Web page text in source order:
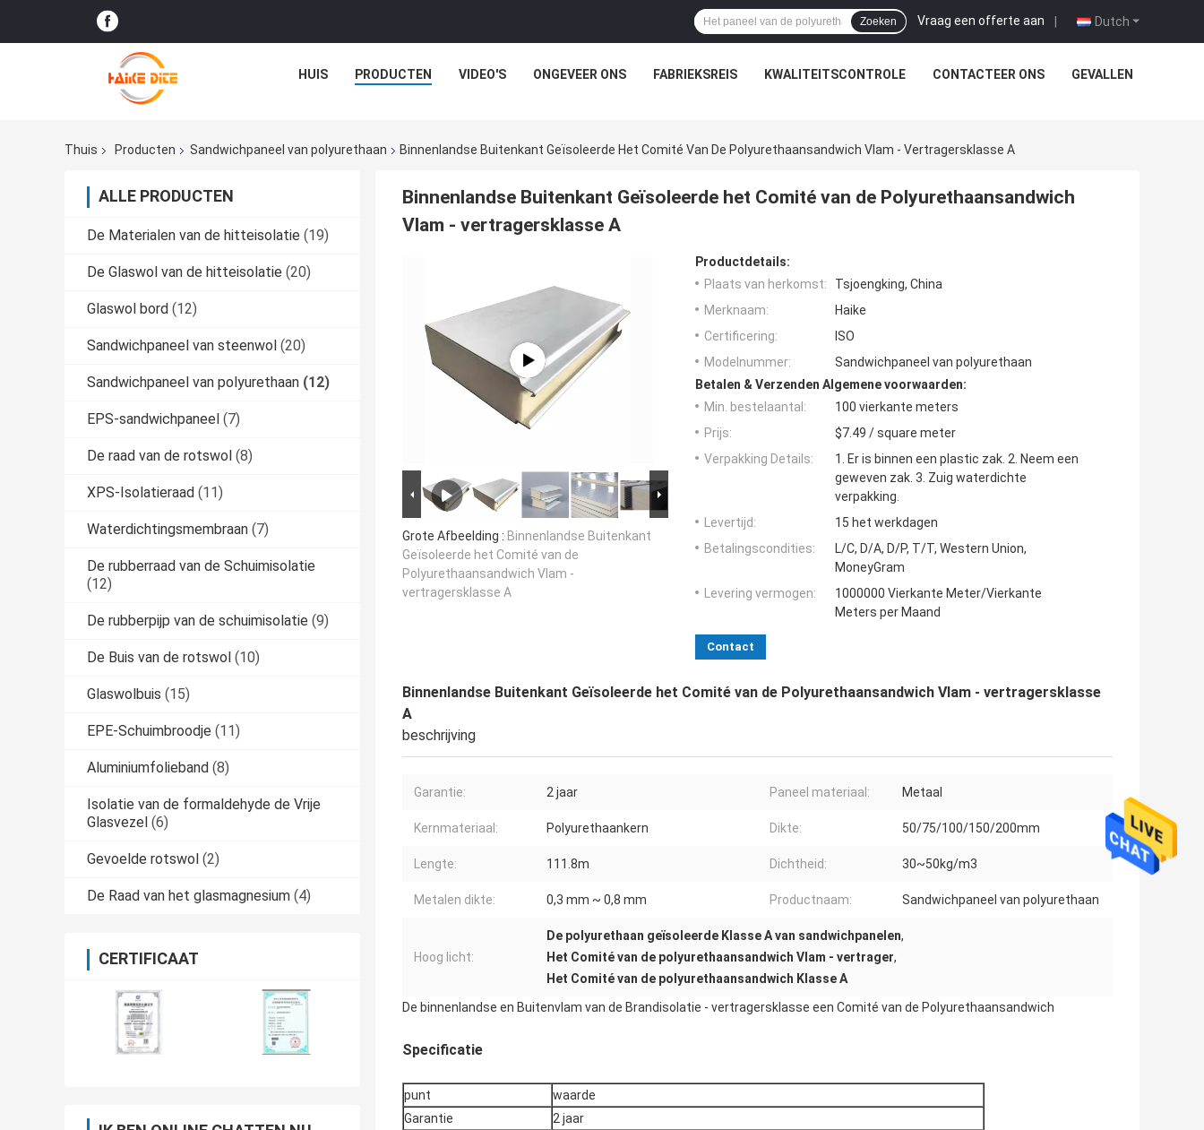
Dutch
Vraag een offerte aan |
Zoeken
HUIS PRODUCTEN VIDEO'S ONGEVEER ONS FABRIEKSREIS KWALITEITSCONTROLE CONTACTEER ONS GEVALLEN
Thuis Producten Sandwichpaneel van polyurethaan Binnenlandse Buitenkant Geïsoleerde Het Comité Van De Polyurethaansandwich Vlam - Vertragersklasse A
ALLE PRODUCTEN
De Materialen van de hitteisolatie (19)
De Glaswol van de hitteisolatie (20)
Glaswol bord (12)
Sandwichpaneel van steenwol (20)
Sandwichpaneel van polyurethaan (12)
EPS-sandwichpaneel (7)
De raad van de rotswol (8)
XPS-Isolatieraad (11)
Waterdichtingsmembraan (7)
De rubberraad van de Schuimisolatie
(12)
De rubberpijp van de schuimisolatie (9)
De Buis van de rotswol (10)
Glaswolbuis (15)
EPE-Schuimbroodje (11)
Aluminiumfolieband (8)
Isolatie van de formaldehyde de Vrije
Glasvezel (6)
Gevoelde rotswol (2)
De Raad van het glasmagnesium (4)
CERTIFICAAT
Binnenlandse Buitenkant Geïsoleerde het Comité van de Polyurethaansandwich
Vlam - vertragersklasse A
Grote Afbeelding : Binnenlandse Buitenkant
Geïsoleerde het Comité van de
Polyurethaansandwich Vlam -
vertragersklasse A
Productdetails:
Plaats van herkomst:
Tsjoengking, China
Merknaam:
Haike
Certificering:
ISO
Modelnummer:
Sandwichpaneel van polyurethaan
Betalen & Verzenden Algemene voorwaarden:
Min. bestelaantal:
100 vierkante meters
Prijs:
$7.49 / square meter
Verpakking Details:
1. Er is binnen een plastic zak. 2. Neem een
geweven zak. 3. Zuig waterdichte
verpakking.
Levertijd:
15 het werkdagen
Betalingscondities:
L/C, D/A, D/P, T/T, Western Union,
MoneyGram
Levering vermogen:
1000000 Vierkante Meter/Vierkante
Meters per Maand
Contact
Binnenlandse Buitenkant Geïsoleerde het Comité van de Polyurethaansandwich Vlam - vertragersklasse
A
beschrijving
Garantie: 2 jaar Paneel materiaal: Metaal
Kernmateriaal: Polyurethaankern Dikte: 50/75/100/150/200mm
Lengte: 111.8m Dichtheid: 30~50kg/m3
Metalen dikte: 0,3 mm ~ 0,8 mm Productnaam: Sandwichpaneel van polyurethaan
Hoog licht:
De polyurethaan geïsoleerde Klasse A van sandwichpanelen,
Het Comité van de polyurethaansandwich Vlam - vertrager,
Het Comité van de polyurethaansandwich Klasse A
De binnenlandse en Buitenvlam van de Brandisolatie - vertragersklasse een Comité van de Polyurethaansandwich
Specificatie
punt
waarde
Garantie
2 jaar